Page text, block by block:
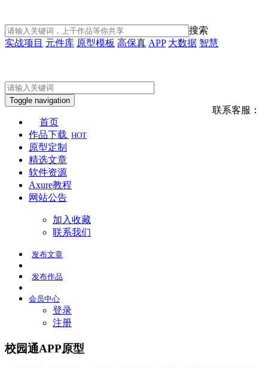
搜索
实战项目 元件库 原型模板 高保真 APP 大数据 智慧
联系客服：
Toggle navigation
首页
作品下载 HOT
原型定制
精选文章
软件资源
Axure教程
网站公告
加入收藏
联系我们
发布文章
发布作品
会员中心
登录
注册
校园通APP原型